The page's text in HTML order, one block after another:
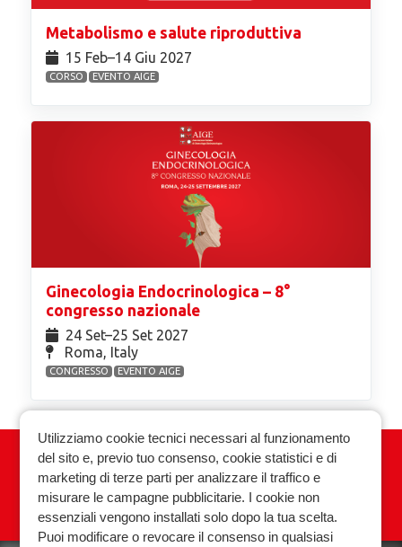
Metabolismo e salute riproduttiva
15 Feb⁠–14 Giu 2027
CORSO EVENTO AIGE
Ginecologia Endocrinologica – 8°
congresso nazionale
24 Set⁠–25 Set 2027
Roma, Italy
CONGRESSO EVENTO AIGE
Associazione Italiana Ginecologia
Endocrinologica
Privacy policy Cookie policy
Utilizziamo cookie tecnici necessari al funzionamento
del sito e, previo tuo consenso, cookie statistici e di
marketing di terze parti per analizzare il traffico e
misurare le campagne pubblicitarie. I cookie non
essenziali vengono installati solo dopo la tua scelta.
Puoi modificare o revocare il consenso in qualsiasi